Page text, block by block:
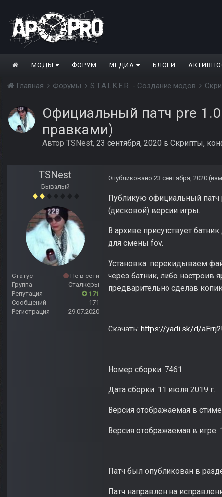
МОДЫ ФОРУМ МЕДИА БЛОГИ
Главная Форумы S.T.A.L.K.E.R. - Создание модов
Официальный патч pre
правками)
Автор TSNest, 23 сентября, 2020 в Скрипты,
TSNest
Бывалый
Статус
Не в сети
Группа
Сталкеры
Репутация
171
Сообщений
171
Регистрация
29.07.2020
Опубликовано 23 сентября, 2020
Публикую официальный патч
(дисковой) версии игры.
В архиве присутствует
для смены fov.
Установка: перекидываем
через батник, либо
предварительно сделав
Скачать: https://yadi.sk/d/
Номер сборки: 7461
Дата сборки: 11 июля 2019 г.
Версия отображаемая в
Версия отображаемая в игре:
Патч был опубликован в
Патч направлен на